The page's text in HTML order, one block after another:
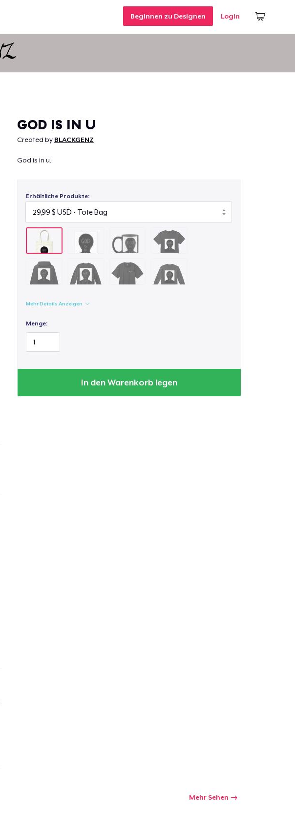
Beginnen zu Designen Login
GOD IS IN U
Created by BLACKGENZ
God is in u.
Erhältliche Produkte:
Mehr Details Anzeigen
Menge:
In den Warenkorb legen
Mehr Sehen